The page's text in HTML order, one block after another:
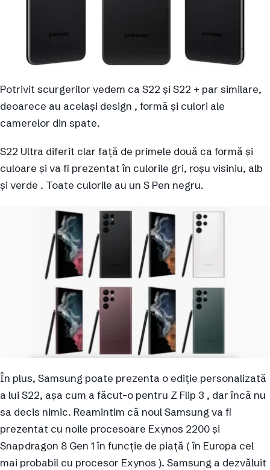
Potrivit scurgerilor vedem ca S22 și S22 + par similare,
deoarece au același design , formă și culori ale
camerelor din spate.
S22 Ultra diferit clar față de primele două ca formă și
culoare și va fi prezentat în culorile gri, roșu visiniu, alb
și verde . Toate culorile au un S Pen negru.
În plus, Samsung poate prezenta o ediție personalizată
a lui S22, așa cum a făcut-o pentru Z Flip 3 , dar încă nu
sa decis nimic. Reamintim că noul Samsung va fi
prezentat cu noile procesoare Exynos 2200 și
Snapdragon 8 Gen 1 în funcție de piață ( în Europa cel
mai probabil cu procesor Exynos ). Samsung a dezvăluit